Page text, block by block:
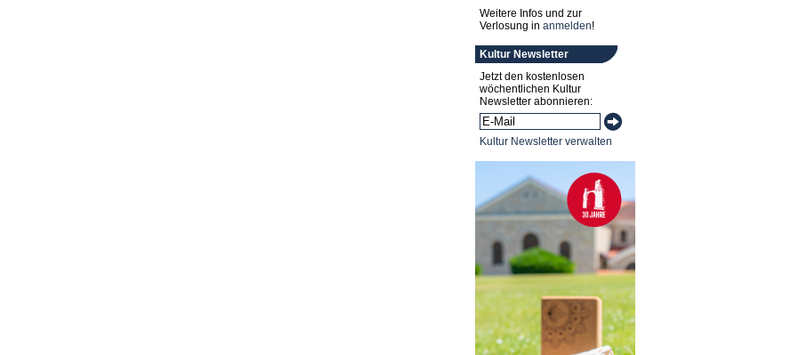
Weitere Infos und zur
Verlosung in anmelden!
Kultur Newsletter
Jetzt den kostenlosen
wöchentlichen Kultur
Newsletter abonnieren:
Kultur Newsletter verwalten